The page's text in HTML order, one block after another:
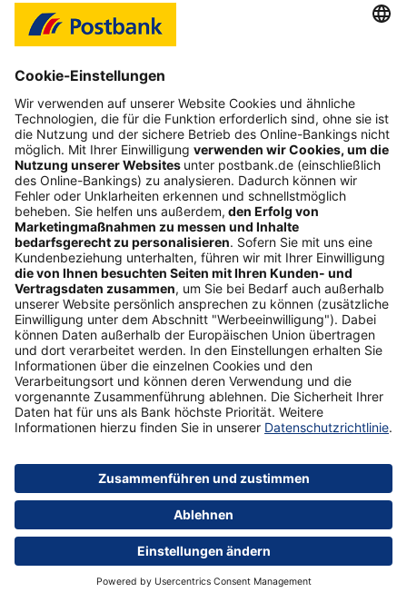
Auftritt (z. B. im Rahmen von Firmen- und
Mitarbeiterprofilen) unterhalten und Ihre Daten
I. Gemeinsame Verantwortlichkeit
Sofern auf unserem Auftritt Daten erhoben werden, die
sowohl der Anbieter als auch wir für gemeinsame
Zwecke verarbeiten und nutzen (z. B. im Rahmen der
Analyse oder Werbung), besteht eine gemeinsame
Verantwortlichkeit des Betreibers und uns. Oftmals lässt
sich diese Funktion nicht durch uns deaktivieren. Sie
können sich daher mit Ihrem Anliegen sowohl an den
jeweiligen Anbieter als auch an uns wenden. Folgende
Anbieter nutzen wir derzeit:
LinkedIn (inklusive LinkedIn Sales Navigator) der
LinkedIn Ireland Unlimited Company, Wilton Plaza,
Wilton Place, Dublin 2, Irland;
Facebook (inklusive Facebook Business Manager) der
Canal Harbour, Dublin 2, Irland;
Instagram der Facebook Ireland Ltd., 4 Grand Canal
Square, Grand Canal Harbour, Dublin 2, Irland;
Twitter der Twitter International Company, 1
Cumberland Place, Fenian Street, Dublin 2, D02
AX07, Irland;